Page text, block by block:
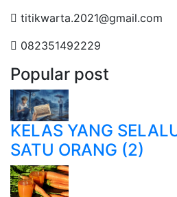
titikwarta.2021@gmail.com
082351492229
Popular post
KELAS YANG
SATU ORANG (2)